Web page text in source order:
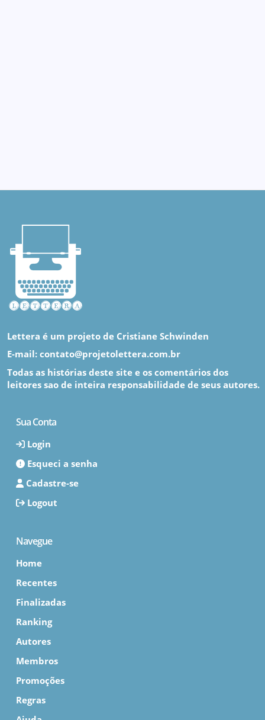
Lettera é um projeto de Cristiane Schwinden
E-mail: contato@projetolettera.com.br
Todas as histórias deste site e os comentários dos
leitores sao de inteira responsabilidade de seus autores.
Sua Conta
Login
Esqueci a senha
Cadastre-se
Logout
Navegue
Home
Recentes
Finalizadas
Ranking
Autores
Membros
Promoções
Regras